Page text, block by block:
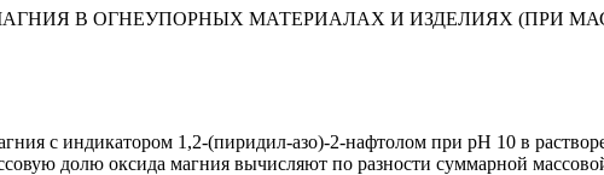
В ОГНЕУПОРНЫХ МАТЕРИАЛАХ И ИЗДЕЛИЯХ (ПРИ
с индикатором 1,2-(пиридил-азо)-2-нафтолом при рН 10 в
долю оксида магния вычисляют по разности суммарной